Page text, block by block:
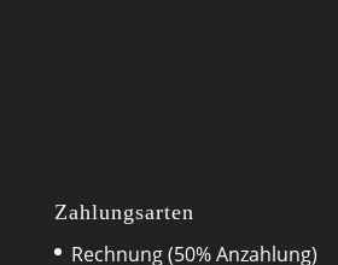
Zahlungsarten
Rechnung (50% Anzahlung)